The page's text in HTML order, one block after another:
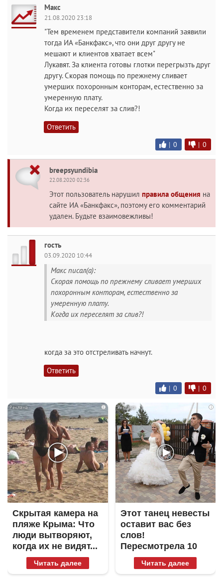
Макс
21.08.2020 23:18
"Тем временем представители компаний заявили
тогда ИА «Банкфакс», что они друг другу не
мешают и клиентов хватает всем"
Лукавят. За клиента готовы глотки перегрызть друг
другу. Скорая помощь по прежнему сливает
умерших похоронным конторам, естественно за
умеренную плату.
Когда их переселят за слив?!
Ответить
| 0 | 0
breepsyundibia
22.08.2020 02:36
Этот пользователь нарушил правила общения на
сайте ИА «Банкфакс», поэтому его комментарий
удален. Будьте взаимовежливы!
гость
03.09.2020 10:44
Макс писал(а):
Скорая помощь по прежнему сливает умерших
похоронным конторам, естественно за
умеренную плату.
Когда их переселят за слив?!
когда за это отстреливать начнут.
Ответить
| 0 | 0
i
Скрытая камера на
пляже Крыма: Что
люди вытворяют,
когда их не видят...
Читать далее
i
Этот танец невесты
оставит вас без
слов!
Пересмотрела 10
раз
Читать далее